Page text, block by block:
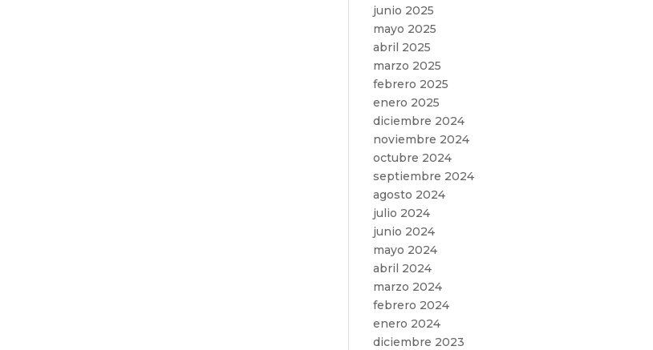
junio 2025
mayo 2025
abril 2025
marzo 2025
febrero 2025
enero 2025
diciembre 2024
noviembre 2024
octubre 2024
septiembre 2024
agosto 2024
julio 2024
junio 2024
mayo 2024
abril 2024
marzo 2024
febrero 2024
enero 2024
diciembre 2023